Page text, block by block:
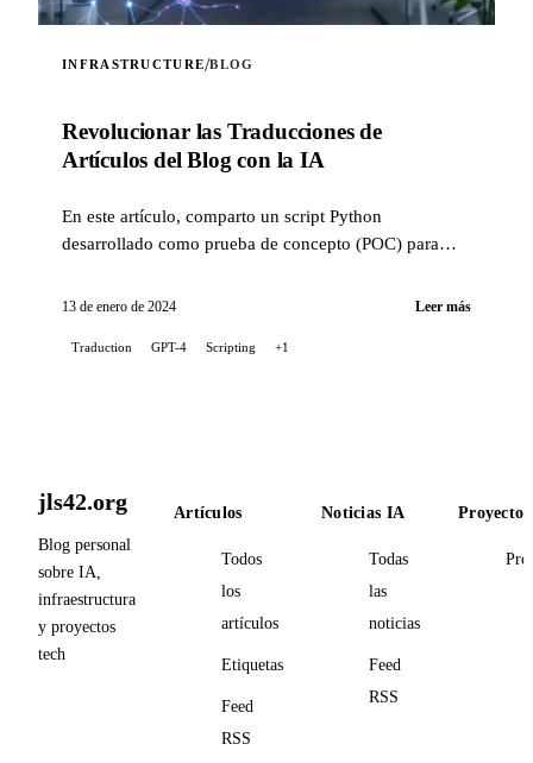
INFRASTRUCTURE/BLOG
Revolucionar las Traducciones de
Artículos del Blog con la IA
En este artículo, comparto un script Python
desarrollado como prueba de concepto (POC) para
blog, utilizando el...
13 de enero de 2024 Leer más
Traduction GPT-4 Scripting +1
jls42.org
Blog personal
sobre IA,
infraestructura
y proyectos
tech
Artículos
Todos
los
artículos
Etiquetas
Feed
RSS
Noticias IA
Todas
las
noticias
Feed
RSS
Proyectos